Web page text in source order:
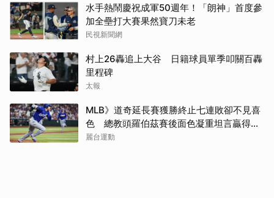
水手熱鬧慶祝成軍50週年！「朗神」首度參
加全壘打大賽果然寶刀未老
民視新聞網
村上26轟追上大谷 日籍球員單季叩關百轟
里程碑
太報
MLB》道奇延長賽獲勝終止七連敗卻不見喜
色 總教頭羅伯茲賽後面色凝重坦言贏得辛
苦
麗台運動